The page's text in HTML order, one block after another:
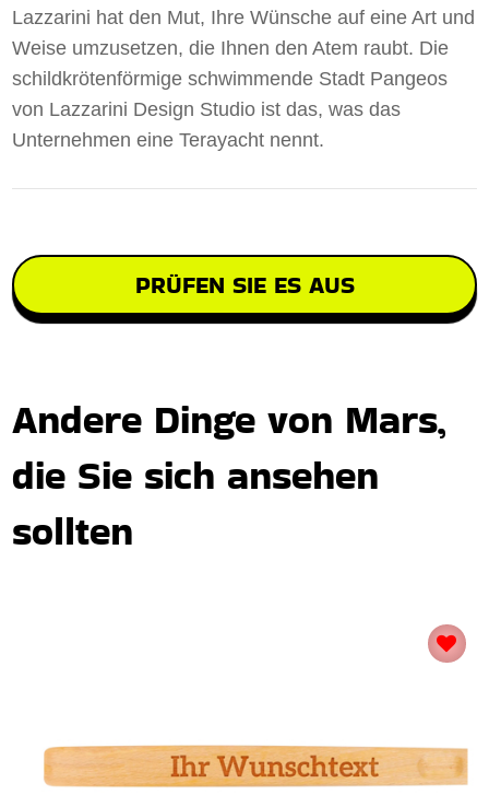
Lazzarini hat den Mut, Ihre Wünsche auf eine Art und
Weise umzusetzen, die Ihnen den Atem raubt. Die
schildkrötenförmige schwimmende Stadt Pangeos
von Lazzarini Design Studio ist das, was das
Unternehmen eine Terayacht nennt.
PRÜFEN SIE ES AUS
Andere Dinge von Mars,
die Sie sich ansehen
sollten